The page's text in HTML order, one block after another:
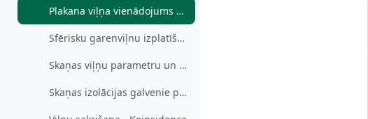
Plakana viļņa vienādojums atrisinājums
Sfērisku garenviļnu izplatīšanās
Skaņas viļņu parametru un citu viļņu veidu raksturojošās kopsakarības
Skaņas izolācijas galvenie parametri un konstrukciju elementi